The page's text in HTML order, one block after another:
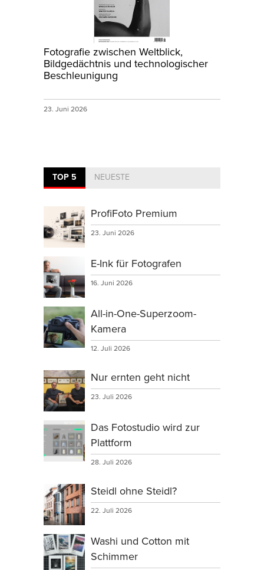
Fotografie zwischen Weltblick,
Bildgedächtnis und technologischer
Beschleunigung
23. Juni 2026
TOP 5 NEUESTE
ProfiFoto Premium
23. Juni 2026
E-Ink für Fotografen
16. Juni 2026
All-in-One-Superzoom-
Kamera
12. Juli 2026
Nur ernten geht nicht
23. Juli 2026
Das Fotostudio wird zur
Plattform
28. Juli 2026
Steidl ohne Steidl?
22. Juli 2026
Washi und Cotton mit
Schimmer